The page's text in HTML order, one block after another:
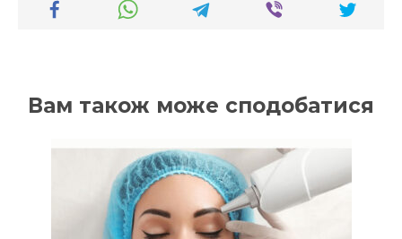
Вам також може сподобатися